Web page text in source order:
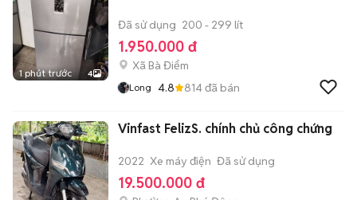
1 phút trước 4
Đã sử dụng 200 - 299 lít
1.950.000 đ
Xã Bà Điểm
Long 4.8 814đã bán
Vinfast FelizS. chính chủ công chứng
2022 Xe máy điện Đã sử dụng
19.500.000 đ